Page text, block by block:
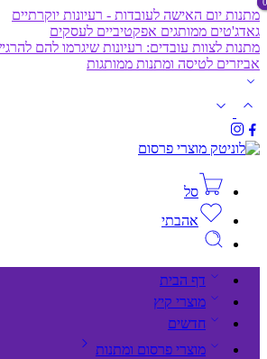
מתנות יום האישה לעובדות - רעיונות יוקרתיים
גאדג'טים ממותגים אפקטיביים לעסקים
מתנות לצוות עובדים: רעיונות שיגרמו להם
אביזרים לטיסה ומתנות ממותגות
סל
אהבתי
דף הבית
מוצרי קיץ
חדשים
מוצרי פרסום ומתנות